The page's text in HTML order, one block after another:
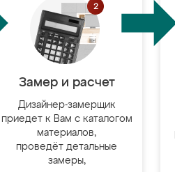
Замер и расчет
Дизайнер-замерщик
приедет к Вам с каталогом
материалов,
проведёт детальные
замеры,